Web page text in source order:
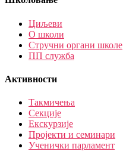
Циљеви
О школи
Стручни органи школе
ПП служба
Активности
Такмичења
Секције
Екскурзије
Пројекти и семинари
Ученички парламент